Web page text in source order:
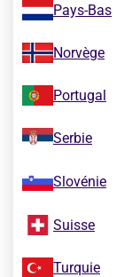
Pays-Bas
Norvège
Portugal
Serbie
Slovénie
Suisse
Turquie